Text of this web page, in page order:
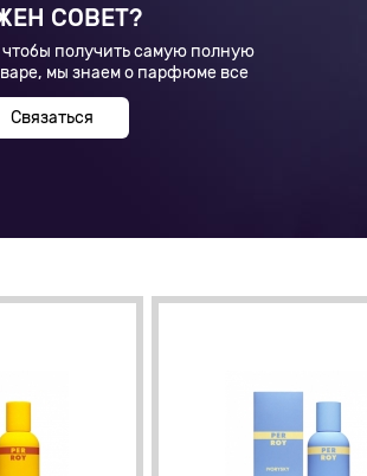
СОВЕТ?
получить самую полную
мы знаем о парфюме все
Связаться